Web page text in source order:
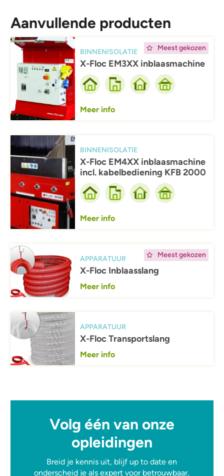
Aanvullende producten
Meest gekozen
Afbeelding
BINNENISOLATIE
X-Floc EM3XX inblaasmachine
Meer info
BINNENISOLATIE
X-Floc EM4XX inblaasmachine
incl. kabelbediening KFB 2000
Meer info
Meest gekozen
Afbeelding
APPARATUUR
X-Floc Inblaasslang
Meer info
Afbeelding
APPARATUUR
X-Floc Transportslang
Meer info
Volg één van onze
opleidingen
Breid je kennis uit, blijf up to date en
onderscheid je als expert voor betrouwbaar,